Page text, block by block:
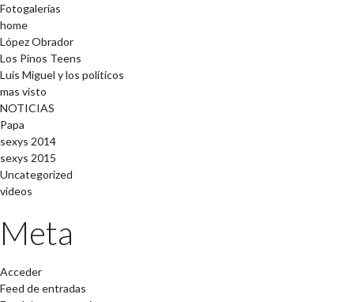
Fotogalerías
home
López Obrador
Los Pinos Teens
Luis Miguel y los políticos
mas visto
NOTICIAS
Papa
sexys 2014
sexys 2015
Uncategorized
videos
Meta
Acceder
Feed de entradas